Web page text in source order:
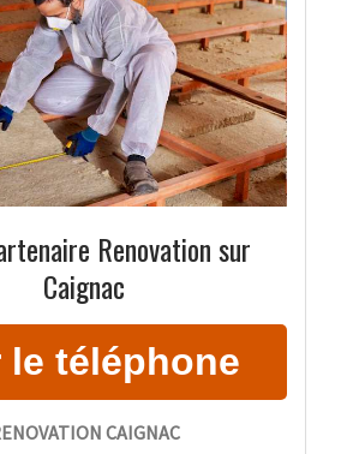
Renovation sur
Caignac
CAIGNAC